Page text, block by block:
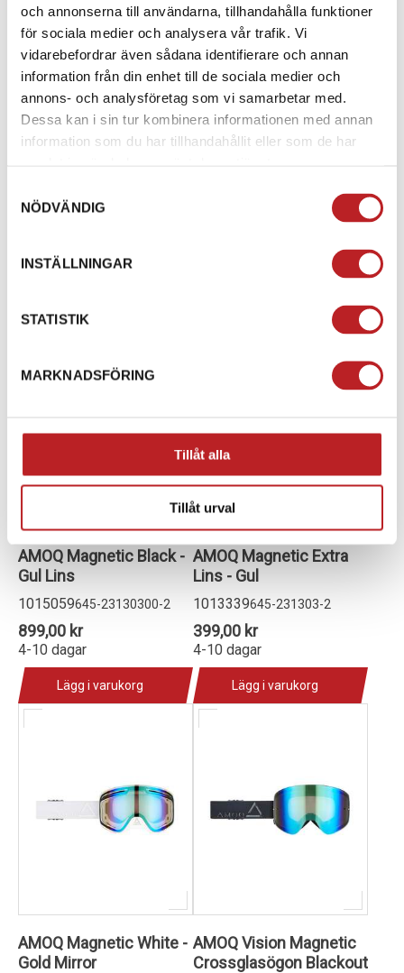
och annonserna till användarna, tillhandahålla funktioner
för sociala medier och analysera vår trafik. Vi
vidarebefordrar även sådana identifierare och annan
information från din enhet till de sociala medier och
annons- och analysföretag som vi samarbetar med.
Dessa kan i sin tur kombinera informationen med annan
information som du har tillhandahållit eller som de har
NÖDVÄNDIG
INSTÄLLNINGAR
STATISTIK
MARKNADSFÖRING
Tillåt alla
Tillåt urval
AMOQ Magnetic -
4-10 dagar
AMOQ Magnetic Black &
AMOQ Magnetic Black -
Gul Lins
1015059645-23130300-2
899,00 kr
4-10 dagar
Lägg i varukorg
AMOQ Magnetic Extra
Lins - Gul
1013339645-231303-2
399,00 kr
4-10 dagar
Lägg i varukorg
AMOQ Magnetic White -
Gold Mirror
AMOQ Vision Magnetic
Crossglasögon Blackout